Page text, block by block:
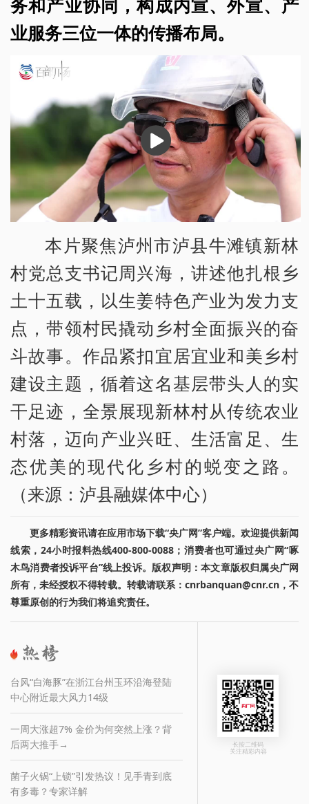
务和产业协同，构成内宣、外宣、产
业服务三位一体的传播布局。
播
放
本片聚焦泸州市泸县牛滩镇新林
村党总支书记周兴海，讲述他扎根乡
土十五载，以生姜特色产业为发力支
点，带领村民撬动乡村全面振兴的奋
斗故事。作品紧扣宜居宜业和美乡村
建设主题，循着这名基层带头人的实
干足迹，全景展现新林村从传统农业
村落，迈向产业兴旺、生活富足、生
态优美的现代化乡村的蜕变之路。
（来源：泸县融媒体中心）
更多精彩资讯请在应用市场下载“央广网”客户端。欢迎提供新闻
线索，24小时报料热线400-800-0088；消费者也可通过央广网“啄
木鸟消费者投诉平台”线上投诉。版权声明：本文章版权归属央广网
所有，未经授权不得转载。转载请联系：cnrbanquan@cnr.cn，不
尊重原创的行为我们将追究责任。
台风“白海豚”在浙江台州玉环沿海登陆
中心附近最大风力14级
一周大涨超7% 金价为何突然上涨？背
后两大推手→
菌子火锅“上锁”引发热议！见手青到底
有多毒？专家详解
长按二维码
关注精彩内容